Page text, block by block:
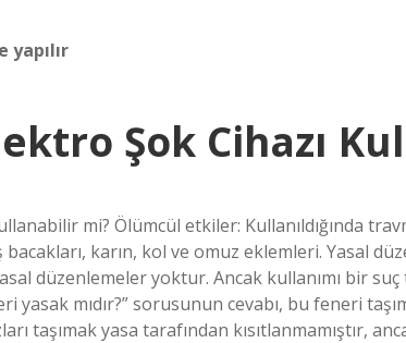
yapılır
Şok Cihazı
mi? Ölümcül etkiler: Kullanıldığında
bacakları, karın, kol ve omuz eklemleri. Yasal
düzenlemeler yoktur. Ancak kullanımı bir
yasak mıdır?” sorusunun cevabı, bu feneri
taşımak yasa tarafından kısıtlanmamıştır,